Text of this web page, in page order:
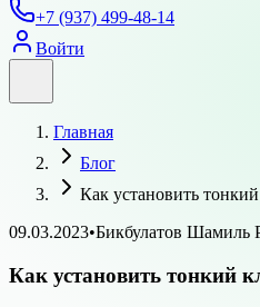
+7 (937) 499-48-14
Войти
Главная
Блог
Как установить
09.03.2023•Бикбулатов Шамиль
Как установить тонкий